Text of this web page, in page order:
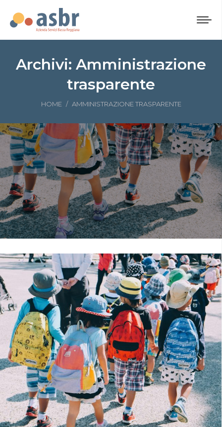
Archivi: Amministrazione
trasparente
Tu sei qui:
HOME AMMINISTRAZIONE TRASPARENTE